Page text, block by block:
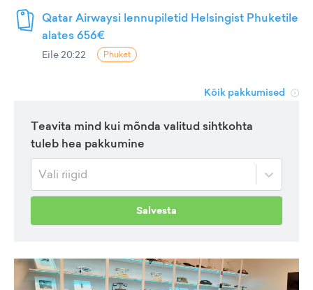
Qatar Airwaysi lennupiletid Helsingist Phuketile
alates 656€
Eile 20:22 Phuket
Kõik pakkumised
Teavita mind kui mõnda valitud sihtkohta
tuleb hea pakkumine
Vali riigid
Salvesta